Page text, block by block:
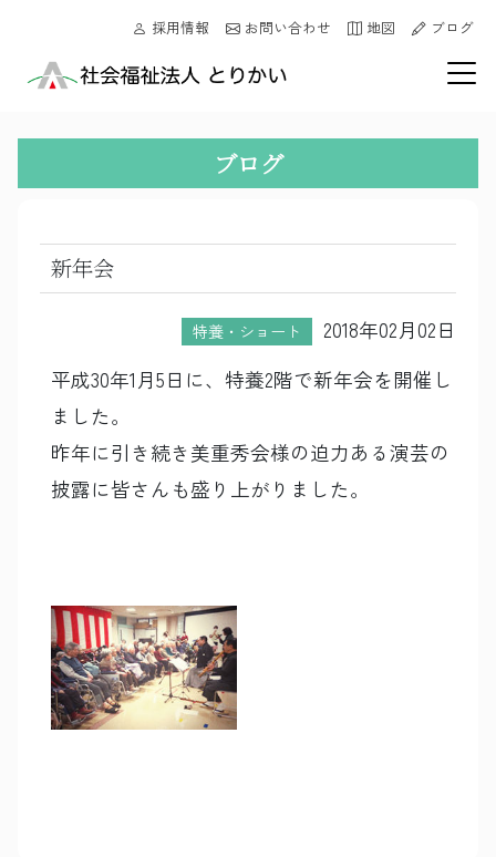
採用情報 お問い合わせ 地図 ブログ
ブログ
新年会
特養・ショート
2018年02月02日
平成30年1月5日に、特養2階で新年会を開催し
ました。
昨年に引き続き美重秀会様の迫力ある演芸の
披露に皆さんも盛り上がりました。